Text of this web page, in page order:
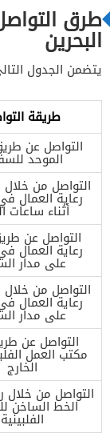
طرق
البحرين
يتضمن الجدول
طريقة
التواصل عن
الموحد
التواصل من خلال
رعاية العمال
أثناء ساعات
التواصل عن
رعاية العمال
على مدار
التواصل من خلال
رعاية العمال
على مدار
التواصل عن
مكتب العمل
الخارج
التواصل من
الخط الساخن
الفلبينية